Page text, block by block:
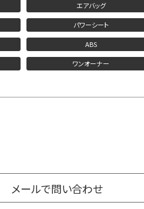
エアバッグ
パワーシート
ABS
ワンオーナー
メールで問い合わせ